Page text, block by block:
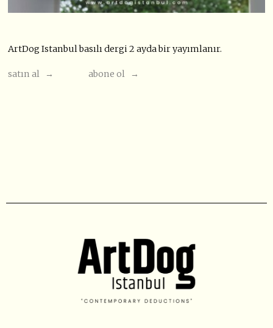
ArtDog Istanbul basılı dergi 2 ayda bir yayımlanır.
satın al → abone ol →